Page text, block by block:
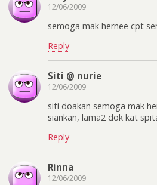
12/06/2009
semoga mak hernee cpt
Reply
Siti @ nurie
12/06/2009
siti doakan semoga mak
siankan, lama2 dok kat
Reply
Rinna
12/06/2009